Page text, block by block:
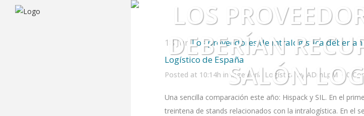
LOS
DEBERÍAN
SALÓN
18 Jun Los proveedores de intralogística
Logístico de España
Posted at 10:14h in Ingeniería Logística by ADmLpM 0
Una sencilla comparación este año: Hispack y SIL. En el
treintena de stands relacionados con la intralogística. En el